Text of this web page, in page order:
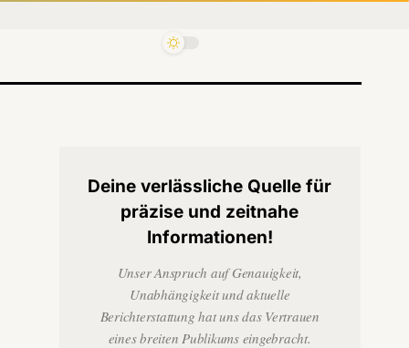
Deine verlässliche Quelle für
präzise und zeitnahe
Informationen!
Unser Anspruch auf Genauigkeit,
Unabhängigkeit und aktuelle
Berichterstattung hat uns das Vertrauen
eines breiten Publikums eingebracht.